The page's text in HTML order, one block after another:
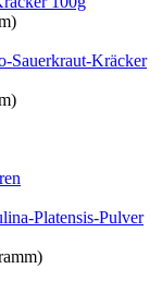
Sauerkraut-Kräcker
Platensis-Pulver